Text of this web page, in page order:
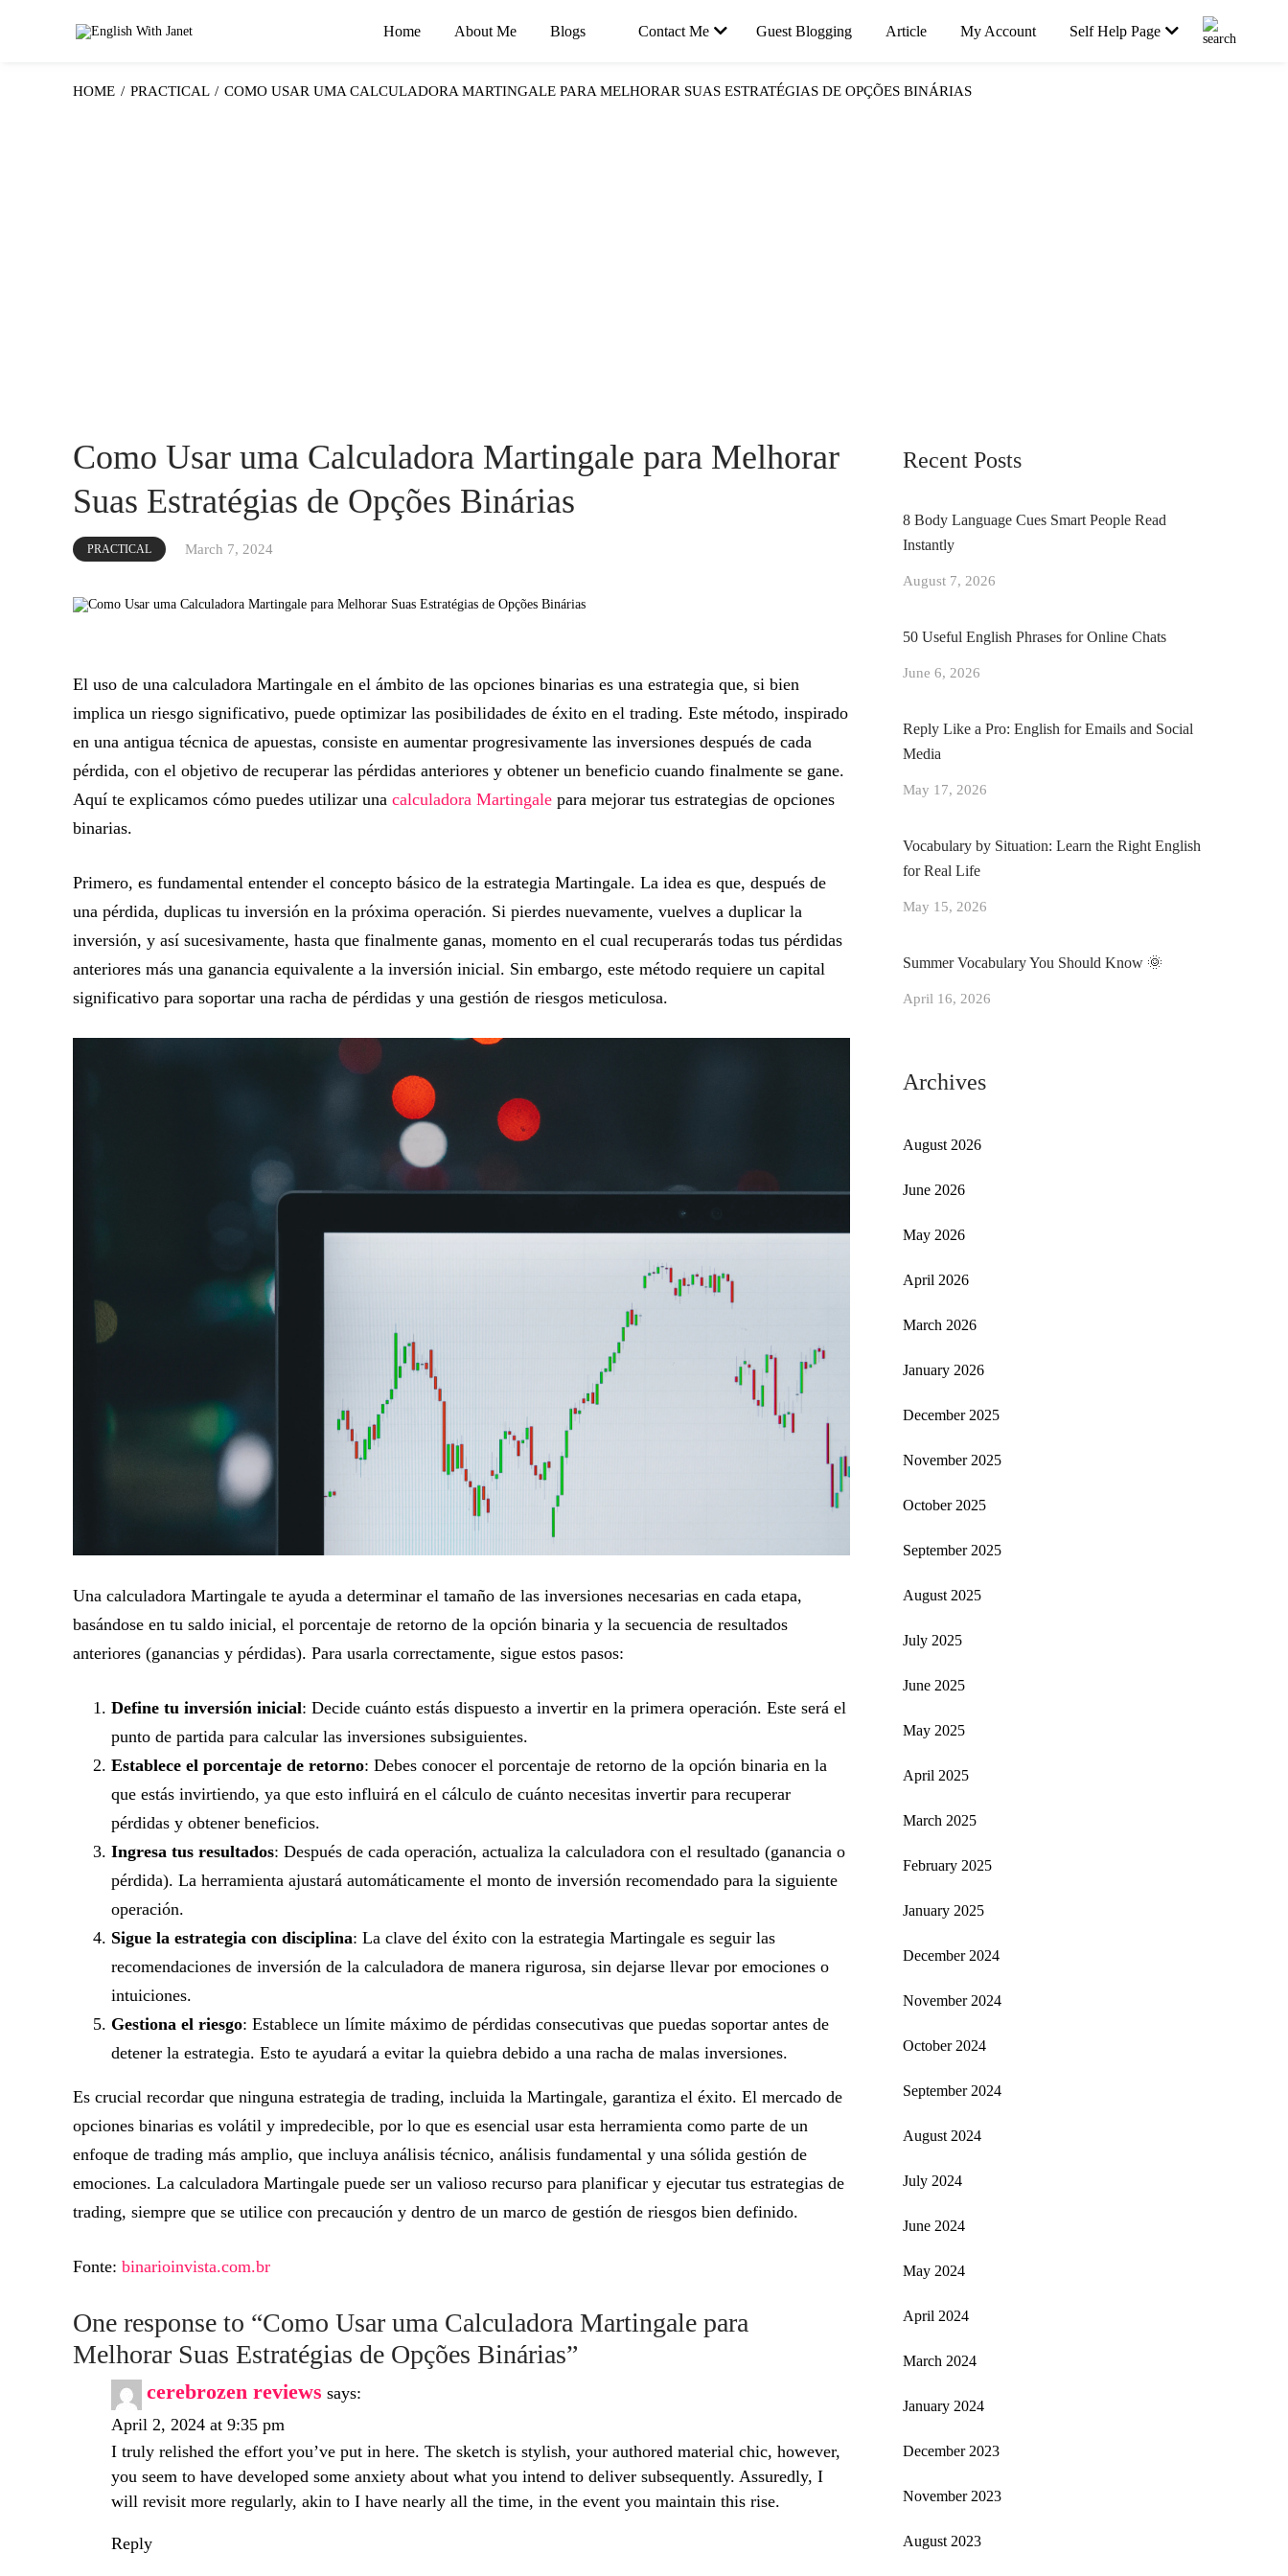
Home About Me Blogs Contact Me Guest Blogging Article My Account Self Help Page
HOME / PRACTICAL / COMO USAR UMA CALCULADORA MARTINGALE PARA MELHORAR SUAS ESTRATÉGIAS DE OPÇÕES BINÁRIAS
Como Usar uma Calculadora Martingale para Melhorar
Suas Estratégias de Opções Binárias
PRACTICAL March 7, 2024
El uso de una calculadora Martingale en el ámbito de las opciones binarias es una estrategia que, si bien
implica un riesgo significativo, puede optimizar las posibilidades de éxito en el trading. Este método, inspirado
en una antigua técnica de apuestas, consiste en aumentar progresivamente las inversiones después de cada
pérdida, con el objetivo de recuperar las pérdidas anteriores y obtener un beneficio cuando finalmente se gane.
Aquí te explicamos cómo puedes utilizar una calculadora Martingale para mejorar tus estrategias de opciones
binarias.
Primero, es fundamental entender el concepto básico de la estrategia Martingale. La idea es que, después de
una pérdida, duplicas tu inversión en la próxima operación. Si pierdes nuevamente, vuelves a duplicar la
inversión, y así sucesivamente, hasta que finalmente ganas, momento en el cual recuperarás todas tus pérdidas
anteriores más una ganancia equivalente a la inversión inicial. Sin embargo, este método requiere un capital
significativo para soportar una racha de pérdidas y una gestión de riesgos meticulosa.
Una calculadora Martingale te ayuda a determinar el tamaño de las inversiones necesarias en cada etapa,
basándose en tu saldo inicial, el porcentaje de retorno de la opción binaria y la secuencia de resultados
anteriores (ganancias y pérdidas). Para usarla correctamente, sigue estos pasos:
Define tu inversión inicial: Decide cuánto estás dispuesto a invertir en la primera operación. Este será el
punto de partida para calcular las inversiones subsiguientes.
Establece el porcentaje de retorno: Debes conocer el porcentaje de retorno de la opción binaria en la
que estás invirtiendo, ya que esto influirá en el cálculo de cuánto necesitas invertir para recuperar
pérdidas y obtener beneficios.
Ingresa tus resultados: Después de cada operación, actualiza la calculadora con el resultado (ganancia o
pérdida). La herramienta ajustará automáticamente el monto de inversión recomendado para la siguiente
operación.
Sigue la estrategia con disciplina: La clave del éxito con la estrategia Martingale es seguir las
recomendaciones de inversión de la calculadora de manera rigurosa, sin dejarse llevar por emociones o
intuiciones.
Gestiona el riesgo: Establece un límite máximo de pérdidas consecutivas que puedas soportar antes de
detener la estrategia. Esto te ayudará a evitar la quiebra debido a una racha de malas inversiones.
Es crucial recordar que ninguna estrategia de trading, incluida la Martingale, garantiza el éxito. El mercado de
opciones binarias es volátil y impredecible, por lo que es esencial usar esta herramienta como parte de un
enfoque de trading más amplio, que incluya análisis técnico, análisis fundamental y una sólida gestión de
emociones. La calculadora Martingale puede ser un valioso recurso para planificar y ejecutar tus estrategias de
trading, siempre que se utilice con precaución y dentro de un marco de gestión de riesgos bien definido.
Fonte: binarioinvista.com.br
One response to “Como Usar uma Calculadora Martingale para
Melhorar Suas Estratégias de Opções Binárias”
cerebrozen reviews says:
April 2, 2024 at 9:35 pm
I truly relished the effort you’ve put in here. The sketch is stylish, your authored material chic, however,
you seem to have developed some anxiety about what you intend to deliver subsequently. Assuredly, I
will revisit more regularly, akin to I have nearly all the time, in the event you maintain this rise.
Reply
Recent Posts
8 Body Language Cues Smart People Read
Instantly
August 7, 2026
50 Useful English Phrases for Online Chats
June 6, 2026
Reply Like a Pro: English for Emails and Social
Media
May 17, 2026
Vocabulary by Situation: Learn the Right English
for Real Life
May 15, 2026
Summer Vocabulary You Should Know 🌞
April 16, 2026
Archives
August 2026
June 2026
May 2026
April 2026
March 2026
January 2026
December 2025
November 2025
October 2025
September 2025
August 2025
July 2025
June 2025
May 2025
April 2025
March 2025
February 2025
January 2025
December 2024
November 2024
October 2024
September 2024
August 2024
July 2024
June 2024
May 2024
April 2024
March 2024
January 2024
December 2023
November 2023
August 2023